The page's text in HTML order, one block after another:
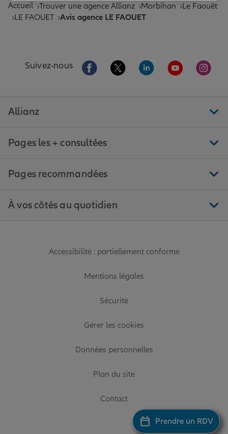
Prendre un RDV
Accueil Trouver une agence Allianz Morbihan
Le Faouët
LE FAOUET Avis agence LE FAOUET
Suivez-nous Aller sur la page Facebook de Allianz
Aller sur la page Twitter de
Aller sur la page
Aller sur la
Aller
Allianz
Pages les + consultées
Pages recommandées
À vos côtés au quotidien
Accessibilité : partiellement conforme
Mentions légales
Sécurité
Gérer les cookies
Données personnelles
Plan du site
Contact